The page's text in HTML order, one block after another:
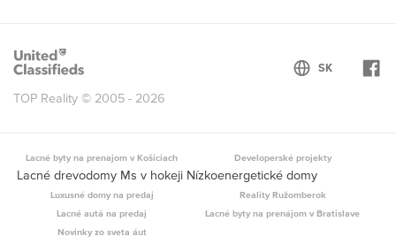
TOP Reality © 2005 - 2026
Lacné byty na prenajom v Košiciach Developerské projekty
Lacné drevodomy Ms v hokeji Nízkoenergetické domy
Luxusné domy na predaj
Reality Ružomberok
Lacné autá na predaj
Lacné byty na prenájom v Bratislave
Novinky zo sveta áut